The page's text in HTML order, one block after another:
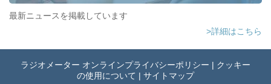
最新ニュースを掲載しています
>詳細はこちら
ラジオメーター オンラインプライバシーポリシー | クッキー
の使用について | サイトマップ